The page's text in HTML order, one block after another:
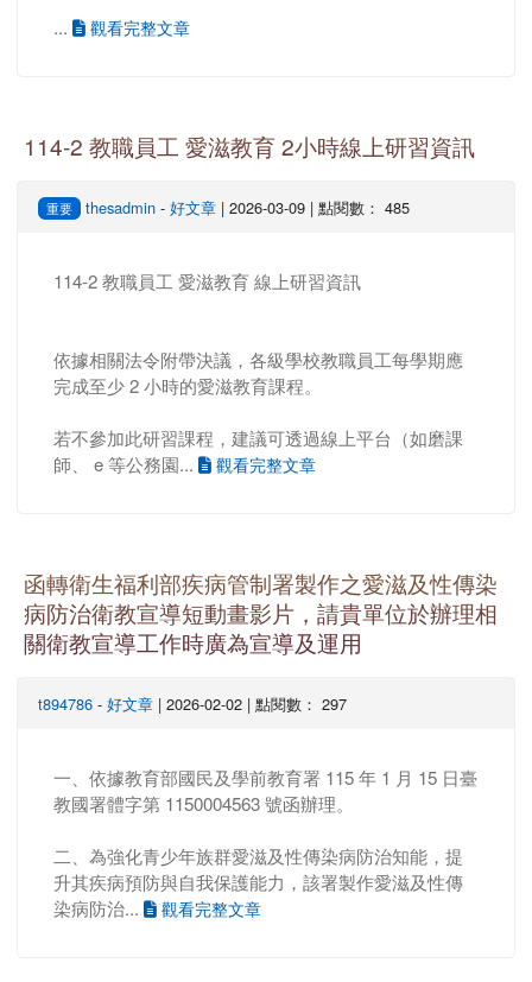
... 觀看完整文章
114-2 教職員工 愛滋教育 2小時線上研習資訊
重要 thesadmin -好文章 | 2026-03-09 | 點閱數： 485
114-2 教職員工 愛滋教育 線上研習資訊
依據相關法令附帶決議，各級學校教職員工每學期應
完成至少 2 小時的愛滋教育課程。
若不參加此研習課程，建議可透過線上平台（如磨課
師、 e 等公務園...
觀看完整文章
函轉衛生福利部疾病管制署製作之愛滋及性傳染
病防治衛教宣導短動畫影片，請貴單位於辦理相
關衛教宣導工作時廣為宣導及運用
t894786 - 好文章 | 2026-02-02 | 點閱數： 297
一、依據教育部國民及學前教育署 115 年 1 月 15 日臺
教國署體字第 1150004563 號函辦理。
二、為強化青少年族群愛滋及性傳染病防治知能，提
升其疾病預防與自我保護能力，該署製作愛滋及性傳
染病防治...
觀看完整文章